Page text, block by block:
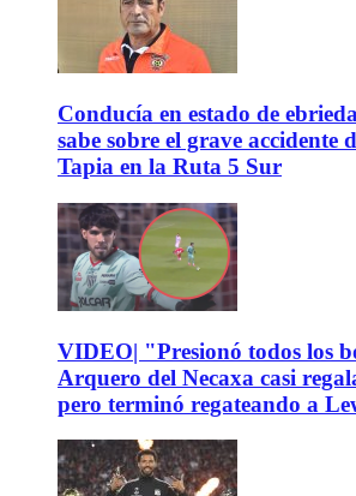
Conducía en estado de
sabe sobre el grave accidente
Tapia en la Ruta 5 Sur
VIDEO| "Presionó todos los
Arquero del Necaxa casi
pero terminó regateando a